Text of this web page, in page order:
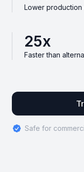
Lower production
25x
Faster than
Safe for